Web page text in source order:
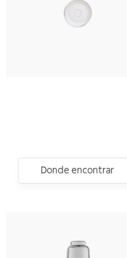
Donde encontrar